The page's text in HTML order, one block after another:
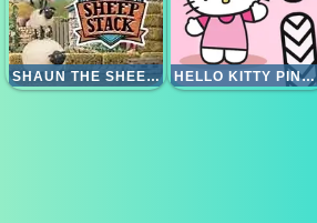
SHAUN THE SHEEP SHEEP STACK HELLO KITTY PINBALL